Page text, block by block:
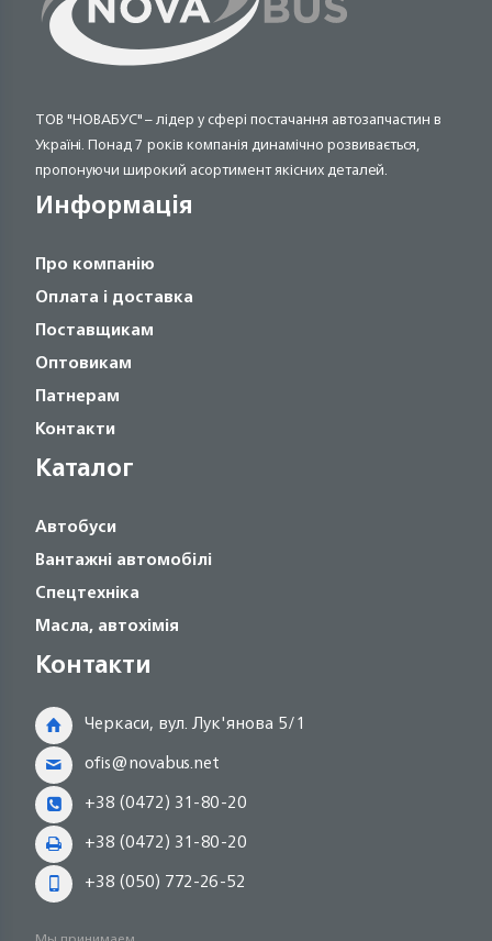
ТОВ "НОВАБУС" – лідер у сфері постачання автозапчастин в
Україні. Понад 7 років компанія динамічно розвивається,
пропонуючи широкий асортимент якісних деталей.
Информація
Про компанію
Оплата і доставка
Поставщикам
Оптовикам
Патнерам
Контакти
Каталог
Автобуси
Вантажні автомобілі
Спецтехніка
Масла, автохімія
Контакти
Черкаси, вул. Лук'янова 5/1
ofis@novabus.net
+38 (0472) 31-80-20
+38 (0472) 31-80-20
+38 (050) 772-26-52